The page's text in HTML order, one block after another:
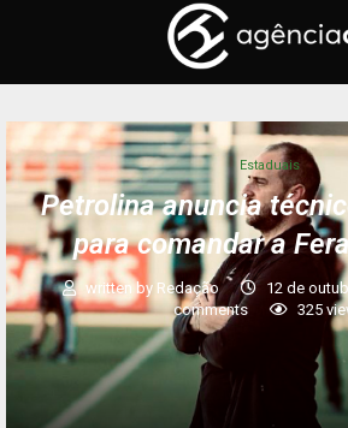
Estaduais
Petrolina anuncia
para comandar a
written by Redação 12 de
comments
325